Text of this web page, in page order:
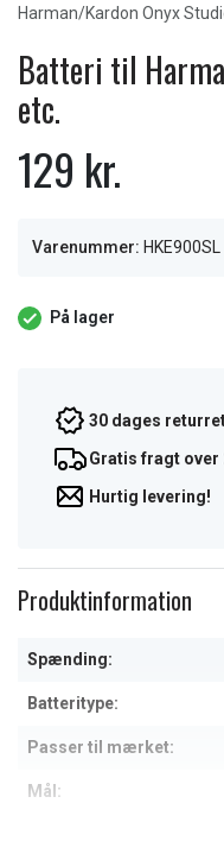
5Harman/Kardon Onyx
Batteri til
etc.
129 kr.
Varenummer: HKE900SL
På lager
30 dages
Gratis fragt over
Hurtig levering!
Produktinformation
Spænding:
Batteritype:
Passer til mærket:
Mål: